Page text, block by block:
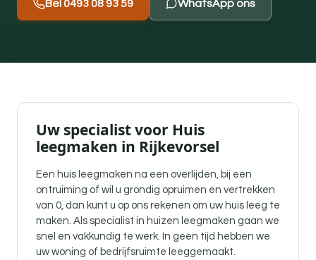
Bel 0493 08 93 59 WhatsApp ons
Uw specialist voor Huis
leegmaken in Rijkevorsel
Een huis leegmaken na een overlijden, bij een
ontruiming of wil u grondig opruimen en vertrekken
van 0, dan kunt u op ons rekenen om uw huis leeg te
maken. Als specialist in huizen leegmaken gaan we
snel en vakkundig te werk. In geen tijd hebben we
uw woning of bedrijfsruimte leeggemaakt.